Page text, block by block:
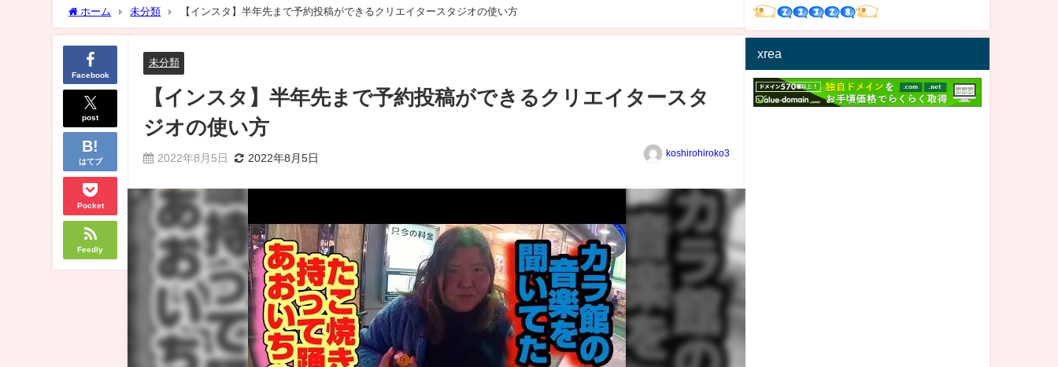
ホーム 未分類 【インスタ】半年先まで予約投稿ができるクリエイタースタジオの使い方
Facebook
post
はてブ
Pocket
Feedly
未分類
【インスタ】半年先まで予約投稿ができるクリエイタースタ
ジオの使い方
2022年8月5日 2022年8月5日 koshirohiroko3
xrea